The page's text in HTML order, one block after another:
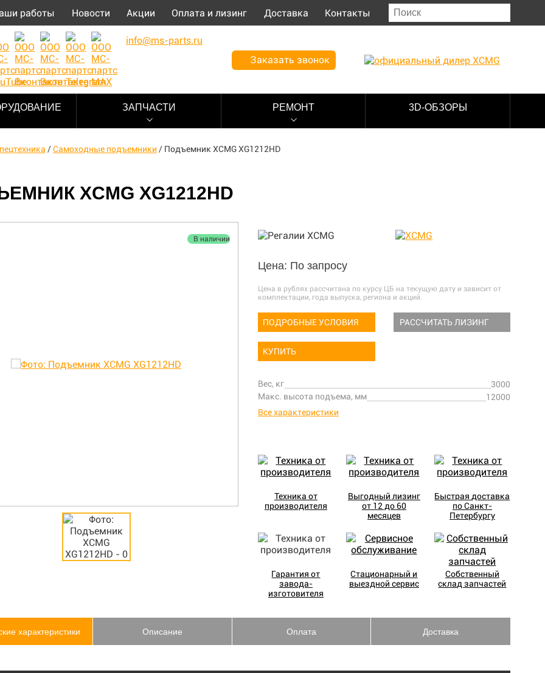
работы Новости Акции Оплата и лизинг Доставка Контакты
info@ms-parts.ru
Заказать звонок
ЗАПЧАСТИ РЕМОНТ 3D-ОБЗОРЫ
/Самоходные подъемники / Подъемник XCMG XG1212HD
XCMG XG1212HD
В наличии
Цена: По запросу
Цена в рублях рассчитана по курсу ЦБ на текущую дату и зависит от
комплектации, года выпуска, региона и акций.
ПОДРОБНЫЕ УСЛОВИЯ РАССЧИТАТЬ ЛИЗИНГ
КУПИТЬ
Вес, кг
3000
Макс. высота подъема, мм
12000
Все характеристики
Техника от
производителя
Выгодный лизинг
от 12 до 60
месяцев
Быстрая доставка
по Санкт-
Петербургу
Гарантия от
завода-
изготовителя
Стационарный и
выездной сервис
Собственный
склад запчастей
характеристики Описание Оплата Доставка